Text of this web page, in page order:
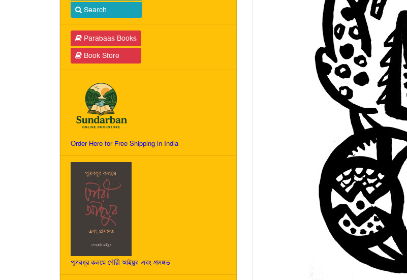
Search
Parabaas Books
Book Store
Order Here for Free Shipping in India
পুত্রবধূর কলমে গৌরী আইয়ুব এবং প্রসঙ্গত